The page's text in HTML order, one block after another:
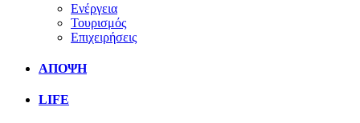
Ενέργεια
Τουρισμός
Επιχειρήσεις
ΑΠΟΨΗ
LIFE